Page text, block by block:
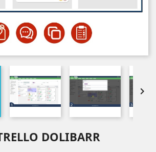

DOLIBARR